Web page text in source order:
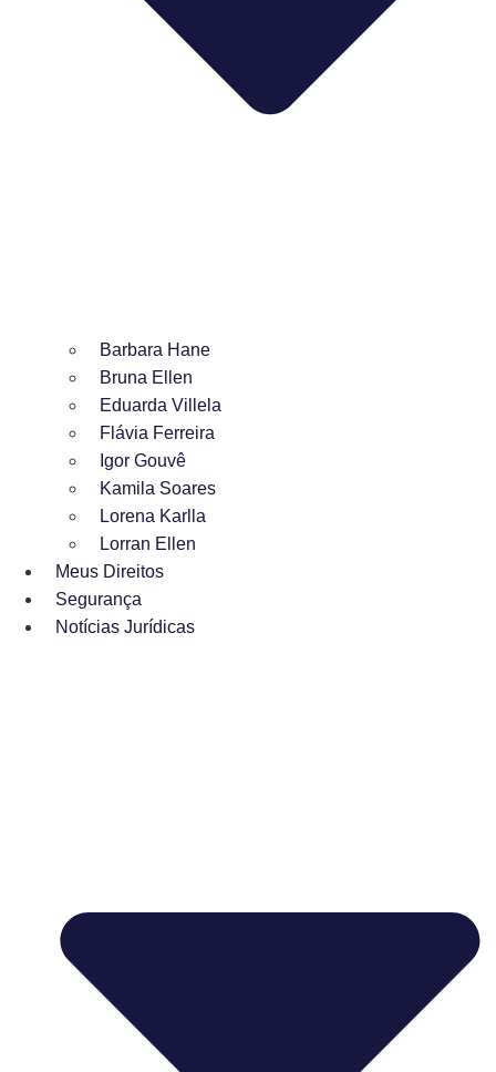
Barbara Hane
Bruna Ellen
Eduarda Villela
Flávia Ferreira
Igor Gouvê
Kamila Soares
Lorena Karlla
Lorran Ellen
Meus Direitos
Segurança
Notícias Jurídicas